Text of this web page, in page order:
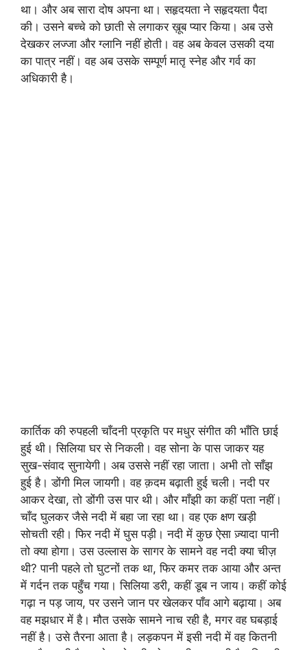
था। और अब सारा दोष अपना था। सहृदयता ने सहृदयता पैदा
की। उसने बच्चे को छाती से लगाकर ख़ूब प्यार किया। अब उसे
देखकर लज्जा और ग्लानि नहीं होती। वह अब केवल उसकी दया
का पात्र नहीं। वह अब उसके सम्पूर्ण मातृ स्नेह और गर्व का
अधिकारी है।
कार्तिक की रुपहली चाँदनी प्रकृति पर मधुर संगीत की भाँति छाई
हुई थी। सिलिया घर से निकली। वह सोना के पास जाकर यह
सुख-संवाद सुनायेगी। अब उससे नहीं रहा जाता। अभी तो साँझ
हुई है। डोंगी मिल जायगी। वह क़दम बढ़ाती हुई चली। नदी पर
आकर देखा, तो डोंगी उस पार थी। और माँझी का कहीं पता नहीं।
चाँद घुलकर जैसे नदी में बहा जा रहा था। वह एक क्षण खड़ी
सोचती रही। फिर नदी में घुस पड़ी। नदी में कुछ ऐसा ज़्यादा पानी
तो क्या होगा। उस उल्लास के सागर के सामने वह नदी क्या चीज़
थी? पानी पहले तो घुटनों तक था, फिर कमर तक आया और अन्त
में गर्दन तक पहुँच गया। सिलिया डरी, कहीं डूब न जाय। कहीं कोई
गढ़ा न पड़ जाय, पर उसने जान पर खेलकर पाँव आगे बढ़ाया। अब
वह मझधार में है। मौत उसके सामने नाच रही है, मगर वह घबड़ाई
नहीं है। उसे तैरना आता है। लड़कपन में इसी नदी में वह कितनी